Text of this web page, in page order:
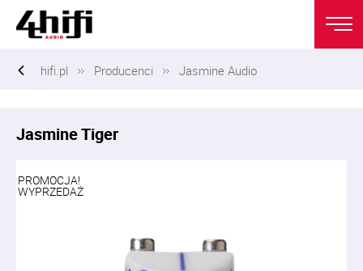
hifi.pl Producenci Jasmine Audio
Jasmine Tiger
PROMOCJA!
WYPRZEDAŻ